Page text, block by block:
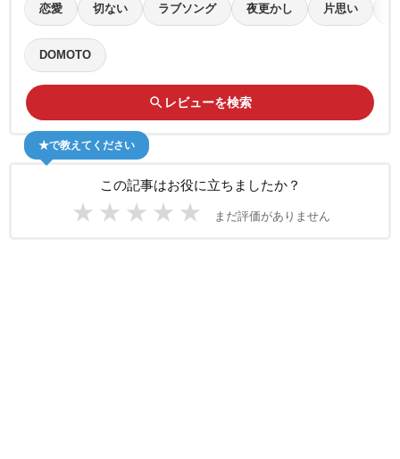
恋愛 切ない ラブソング 夜更かし 片思い
DOMOTO
search レビューを検索
この記事はお役に立ちましたか？
★ ★ ★ ★ ★ まだ評価がありません
★で教えてください